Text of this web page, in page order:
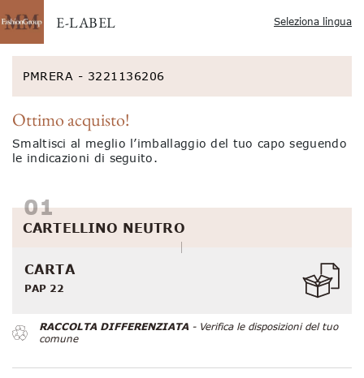
E-LABEL Seleziona lingua
PMRERA - 3221136206
Ottimo acquisto!
Smaltisci al meglio l’imballaggio del tuo capo seguendo
le indicazioni di seguito.
CARTELLINO NEUTRO
CARTA
PAP 22
RACCOLTA DIFFERENZIATA- Verifica le disposizioni del tuo
comune